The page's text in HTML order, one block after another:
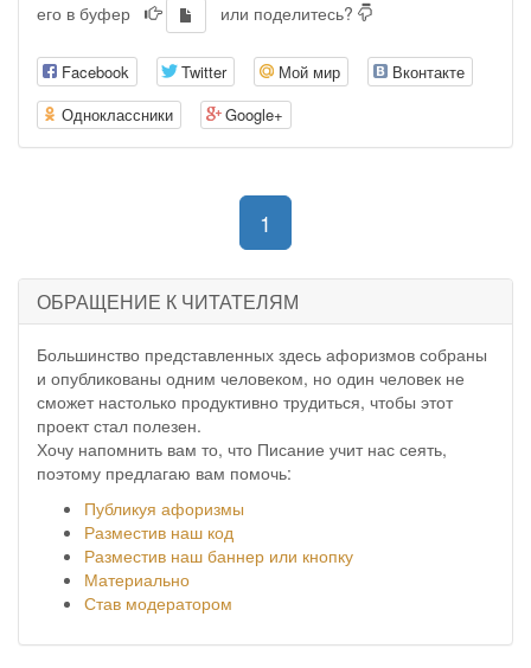
его в буфер
или поделитесь?
Facebook Twitter Мой мир
Вконтакте
Одноклассники
Google+
1
ОБРАЩЕНИЕ К ЧИТАТЕЛЯМ
Большинство представленных здесь афоризмов собраны
и опубликованы одним человеком, но один человек не
сможет настолько продуктивно трудиться, чтобы этот
проект стал полезен.
Хочу напомнить вам то, что Писание учит нас сеять,
поэтому предлагаю вам помочь:
Публикуя афоризмы
Разместив наш код
Разместив наш баннер или кнопку
Материально
Став модератором